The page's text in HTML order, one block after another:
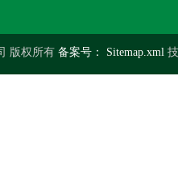
版权所有 备案号： Sitemap.xml